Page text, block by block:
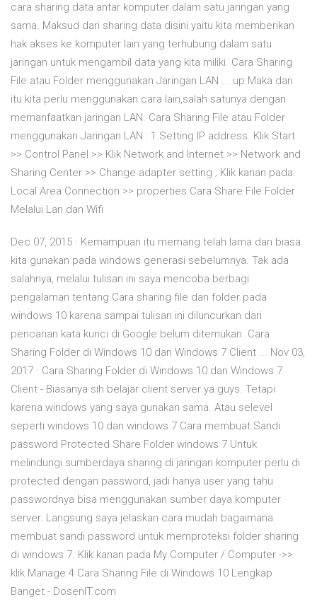
cara sharing data antar komputer dalam satu jaringan yang
sama. Maksud dari sharing data disini yaitu kita memberikan
hak akses ke komputer lain yang terhubung dalam satu
jaringan untuk mengambil data yang kita miliki. Cara Sharing
File atau Folder menggunakan Jaringan LAN ... up.Maka dari
itu kita perlu menggunakan cara lain,salah satunya dengan
memanfaatkan jaringan LAN. Cara Sharing File atau Folder
menggunakan Jaringan LAN : 1.Setting IP address. Klik Start
>> Control Panel >> Klik Network and Internet >> Network and
Sharing Center >> Change adapter setting ; Klik kanan pada
Local Area Connection >> properties Cara Share File Folder
Melalui Lan dan Wifi
Dec 07, 2015 · Kemampuan itu memang telah lama dan biasa
kita gunakan pada windows generasi sebelumnya. Tak ada
salahnya, melalui tulisan ini saya mencoba berbagi
pengalaman tentang Cara sharing file dan folder pada
windows 10 karena sampai tulisan ini diluncurkan dari
pencarian kata kunci di Google belum ditemukan. Cara
Sharing Folder di Windows 10 dan Windows 7 Client ... Nov 03,
2017 · Cara Sharing Folder di Windows 10 dan Windows 7
Client - Biasanya sih belajar client server ya guys. Tetapi
karena windows yang saya gunakan sama. Atau selevel
seperti windows 10 dan windows 7 Cara membuat Sandi
password Protected Share Folder windows 7 Untuk
melindungi sumberdaya sharing di jaringan komputer perlu di
protected dengan password, jadi hanya user yang tahu
passwordnya bisa menggunakan sumber daya komputer
server. Langsung saya jelaskan cara mudah bagaimana
membuat sandi password untuk memproteksi folder sharing
di windows 7. Klik kanan pada My Computer / Computer ->>
klik Manage 4 Cara Sharing File di Windows 10 Lengkap
Banget - DosenIT.com